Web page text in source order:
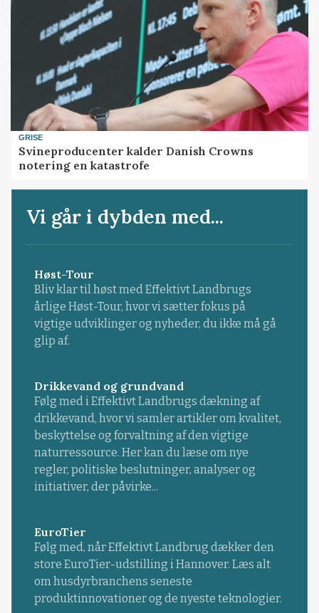
GRISE
Svineproducenter kalder Danish Crowns
notering en katastrofe
Vi går i dybden med...
Høst-Tour
Bliv klar til høst med Effektivt Landbrugs
årlige Høst-Tour, hvor vi sætter fokus på
vigtige udviklinger og nyheder, du ikke må gå
glip af.
Drikkevand og grundvand
Følg med i Effektivt Landbrugs dækning af
drikkevand, hvor vi samler artikler om kvalitet,
beskyttelse og forvaltning af den vigtige
naturressource. Her kan du læse om nye
regler, politiske beslutninger, analyser og
initiativer, der påvirke...
EuroTier
Følg med, når Effektivt Landbrug dækker den
store EuroTier-udstilling i Hannover. Læs alt
om husdyrbranchens seneste
produktinnovationer og de nyeste teknologier.